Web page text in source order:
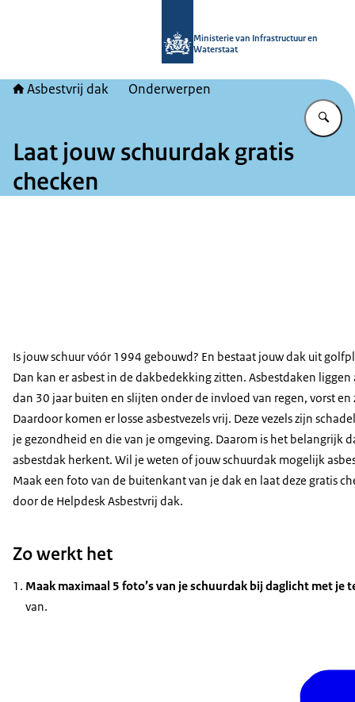
Ministerie van Infrastructuur en
Waterstaat
Asbestvrij dak Onderwerpen
Laat jouw schuurdak gratis
checken
Is jouw schuur vóór 1994 gebouwd? En bestaat jouw dak uit
Dan kan er asbest in de dakbedekking zitten. Asbestdaken liggen
dan 30 jaar buiten en slijten onder de invloed van regen, vorst
Daardoor komen er losse asbestvezels vrij. Deze vezels zijn
je gezondheid en die van je omgeving. Daarom is het belangrijk
asbestdak herkent. Wil je weten of jouw schuurdak mogelijk
Maak een foto van de buitenkant van je dak en laat deze gratis
door de Helpdesk Asbestvrij dak.
Zo werkt het
Maak maximaal 5 foto’s van je schuurdak bij daglicht met je
van.